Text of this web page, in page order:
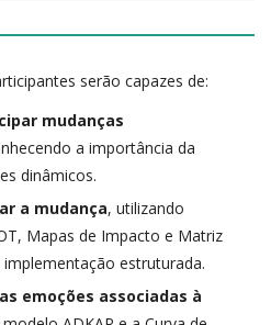
serão capazes de:
mudanças
a importância da
dinâmicos.
a mudança, utilizando
Mapas de Impacto e Matriz
implementação estruturada.
emoções associadas à